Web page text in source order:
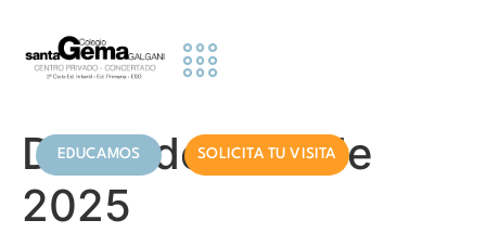
EDUCAMOS SOLICITA TU VISITA
Día:4 de abril de
2025